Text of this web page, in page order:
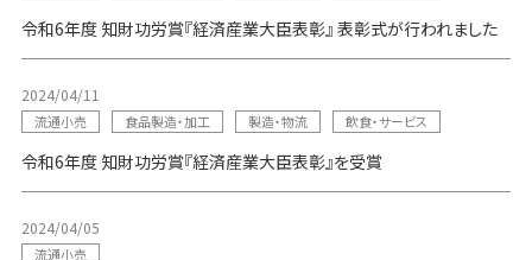
令和6年度 知財功労賞『経済産業大臣表彰』 表彰式が行われました
2024/04/11
流通小売 食品製造・加工 製造・物流 飲食・サービス
令和6年度 知財功労賞『経済産業大臣表彰』を受賞
2024/04/05
流通小売